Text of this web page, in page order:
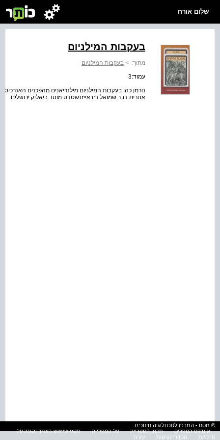
שלום אורח
בעקבות המילניום
מתוך: > בעקבות המילניום
עמוד:3
נורמן כהן בעקבות המילניום מילנריאנים מהפכנים
אחרית דבר שמואל נח אייזנשטדט מוסד ביאליק ירושלים
© מטח - המרכז לטכנולוגיה חינוכית
אינדקס הספרים
תקנון הספרייה על הספרייה
תנאי שימוש באתר והגנה על
פרטיות
הסדרי נגישות עזרה